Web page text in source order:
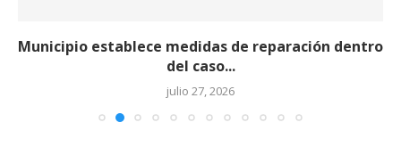
Municipio establece medidas de reparación dentro
del caso...
julio 27, 2026